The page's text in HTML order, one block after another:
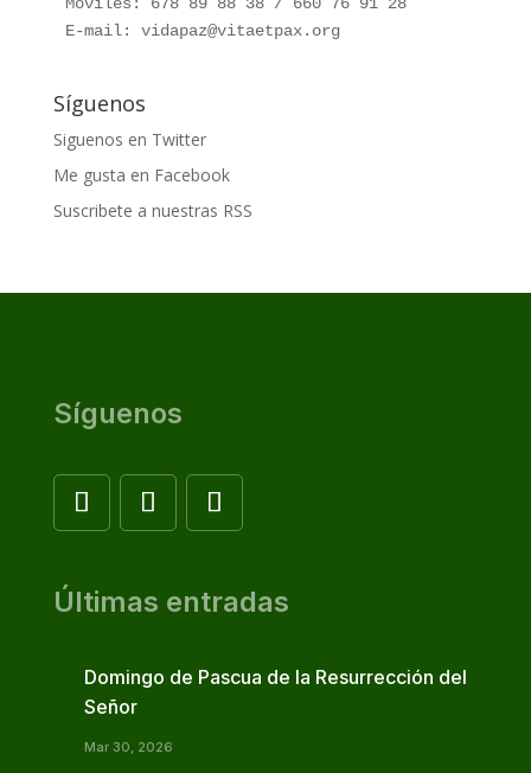
E-mail: vidapaz@vitaetpax.org
Síguenos
Siguenos en Twitter
Me gusta en Facebook
Suscribete a nuestras RSS
Síguenos
Últimas entradas
Domingo de Pascua de la Resurrección del
Señor
Mar 30, 2026